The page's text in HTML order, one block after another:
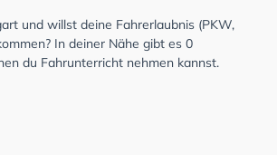
und willst deine Fahrerlaubnis (PKW,
In deiner Nähe gibt es 0
du Fahrunterricht nehmen kannst.